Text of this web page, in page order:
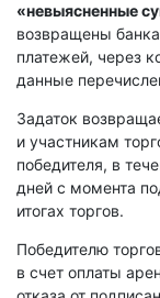
«невыясненные
возвращены
платежей, через
данные
Задаток
и участникам
победителя, в
дней с момента
итогах торгов.
Победителю
в счет оплаты